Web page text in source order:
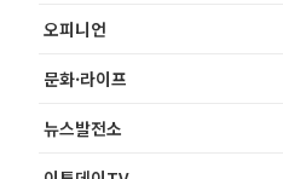
오피니언
문화·라이프
뉴스발전소